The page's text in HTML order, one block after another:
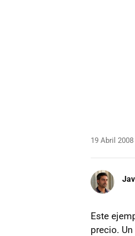
19 Abril 2008
Este
precio.